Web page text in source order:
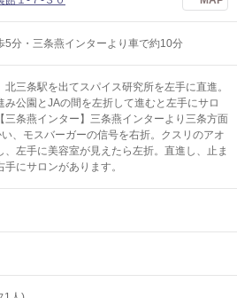
5分・三条燕インターより車で約10分
北三条駅を出てスパイス研究所を左手に直進。
み公園とJAの間を左折して進むと左手にサロ
三条燕インター】三条燕インターより三条方面
、モスバーガーの信号を右折。クスリのアオ
、左手に美容室が見えたら左折。直進し、止ま
にサロンがあります。